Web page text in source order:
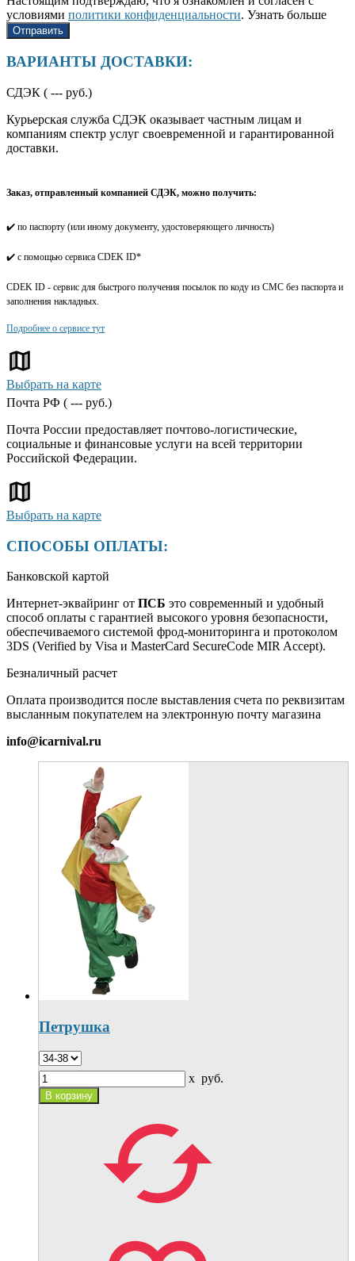
условиями политики конфиденциальности. Узнать больше
ВАРИАНТЫ ДОСТАВКИ:
СДЭК ( --- руб.)
Курьерская служба СДЭК оказывает частным лицам и
компаниям спектр услуг своевременной и гарантированной
доставки.
Заказ, отправленный компанией СДЭК, можно получить:
✔️ по паспорту (или иному документу, удостоверяющего личность)
✔️ с помощью сервиса CDEK ID*
CDEK ID - сервис для быстрого получения посылок по коду из СМС без паспорта и
заполнения накладных.
Подробнее о сервисе тут
Выбрать на карте
Почта РФ ( --- руб.)
Почта России предоставляет почтово-логистические,
социальные и финансовые услуги на всей территории
Российской Федерации.
Выбрать на карте
СПОСОБЫ ОПЛАТЫ:
Банковской картой
Интернет-эквайринг от ПСБ это современный и удобный
способ оплаты с гарантией высокого уровня безопасности,
обеспечиваемого системой фрод-мониторинга и протоколом
3DS (Verified by Visa и MasterCard SecureCode MIR Accept).
Безналичный расчет
Оплата производится после выставления счета по реквизитам
высланным покупателем на электронную почту магазина
info@icarnival.ru
Петрушка
x руб.